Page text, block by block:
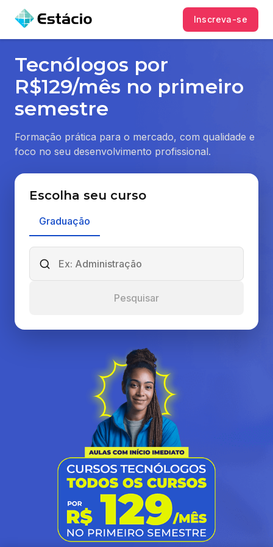
Inscreva-se
Tecnólogos por
R$129/mês no primeiro
semestre
Formação prática para o mercado, com qualidade e
foco no seu desenvolvimento profissional.
Escolha seu curso
Graduação
Pesquisar